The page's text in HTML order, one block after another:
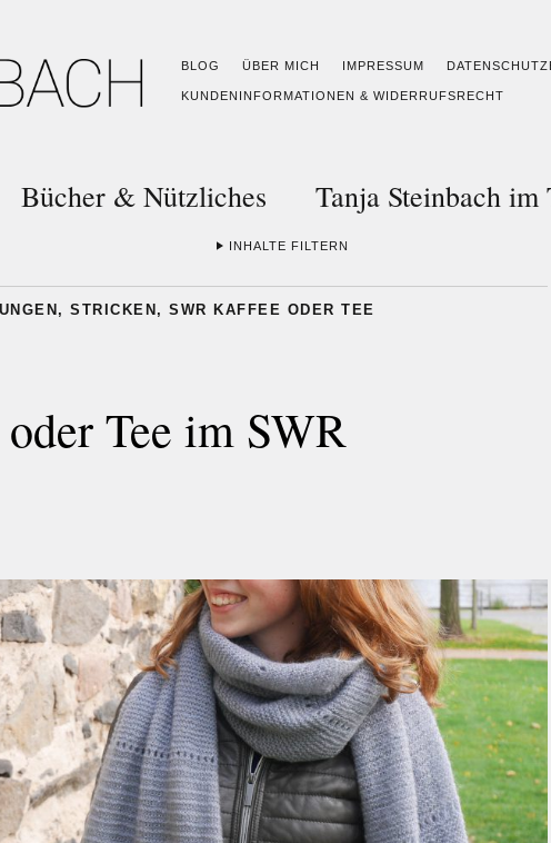
BLOG ÜBER MICH IMPRESSUM
KUNDENINFORMATIONEN & WIDERRUFSRECHT
Bücher & Nützliches Tanja Steinbach im
INHALTE FILTERN
, STRICKEN, SWR KAFFEE ODER TEE
Tee im SWR